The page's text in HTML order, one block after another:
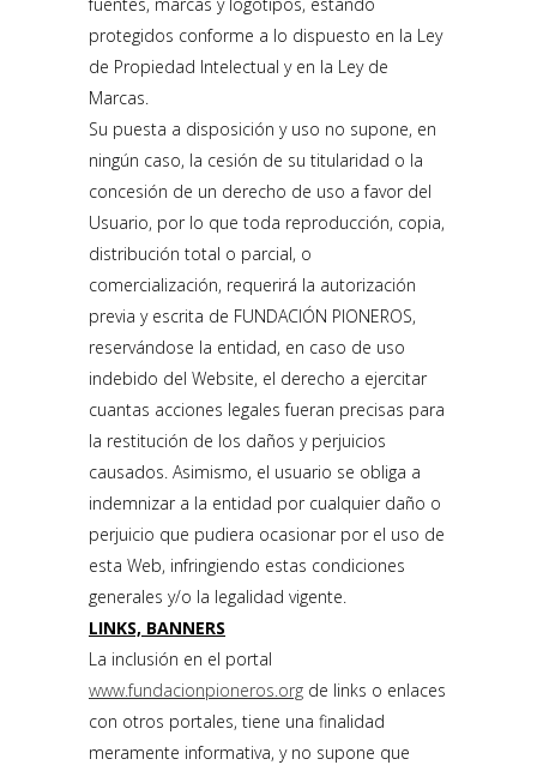
protegidos conforme a lo dispuesto en la Ley
de Propiedad Intelectual y en la Ley de
Marcas.
Su puesta a disposición y uso no supone, en
ningún caso, la cesión de su titularidad o la
concesión de un derecho de uso a favor del
Usuario, por lo que toda reproducción, copia,
distribución total o parcial, o
comercialización, requerirá la autorización
previa y escrita de FUNDACIÓN PIONEROS,
reservándose la entidad, en caso de uso
indebido del Website, el derecho a ejercitar
cuantas acciones legales fueran precisas para
la restitución de los daños y perjuicios
causados. Asimismo, el usuario se obliga a
indemnizar a la entidad por cualquier daño o
perjuicio que pudiera ocasionar por el uso de
esta Web, infringiendo estas condiciones
generales y/o la legalidad vigente.
LINKS, BANNERS
La inclusión en el portal
www.fundacionpioneros.org de links o enlaces
con otros portales, tiene una finalidad
meramente informativa, y no supone que